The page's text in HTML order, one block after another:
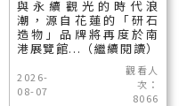
與永續觀光的時代浪
潮，源自花蓮的「研石
造物」品牌將再度於南
港展覽館...（繼續閱讀）
2026-
08-07
觀看人
次：
8066